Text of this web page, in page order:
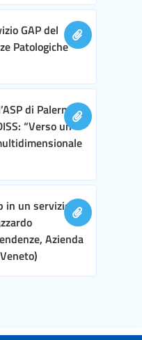
GAP del
Patologiche
di Palermo,
“Verso un
in un servizio
Azienda